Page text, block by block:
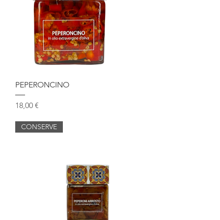
Vista rapida
PEPERONCINO
Prezzo
18,00 €
CONSERVE